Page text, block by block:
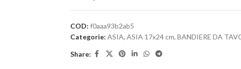
COD: f0aaa93b2ab5
Categorie: ASIA, ASIA 17x24 cm, BANDIERE DA
Share: